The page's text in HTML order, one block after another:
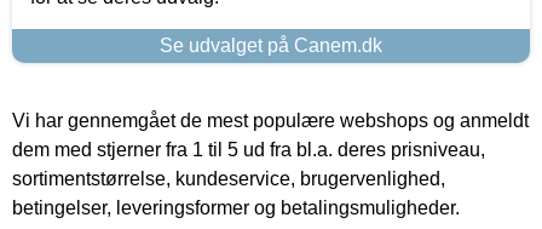
Se udvalget på Canem.dk
Vi har gennemgået de mest populære webshops og anmeldt
dem med stjerner fra 1 til 5 ud fra bl.a. deres prisniveau,
sortimentstørrelse, kundeservice, brugervenlighed,
betingelser, leveringsformer og betalingsmuligheder.